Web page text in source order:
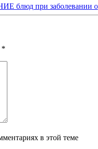
блюд при заболевании
*
в этой теме